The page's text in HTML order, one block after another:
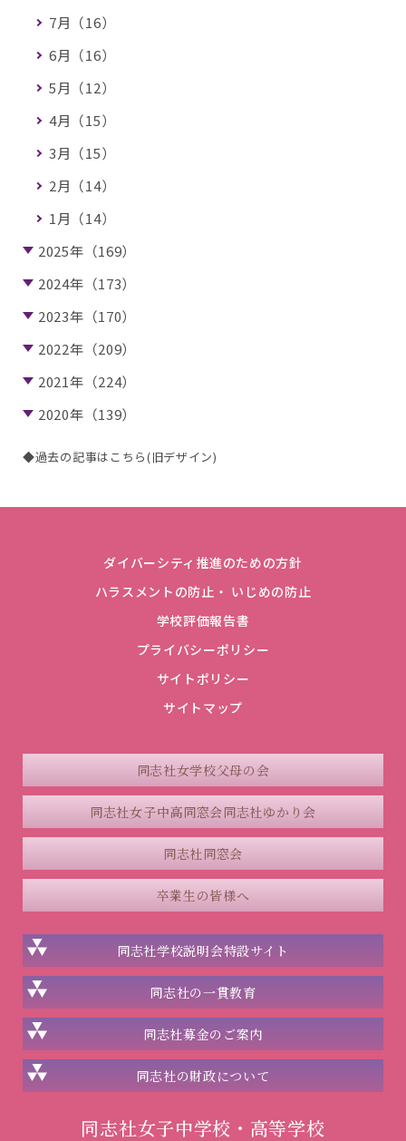
7月（16）
6月（16）
5月（12）
4月（15）
3月（15）
2月（14）
1月（14）
2025年（169）
2024年（173）
2023年（170）
2022年（209）
2021年（224）
2020年（139）
◆過去の記事はこちら(旧デザイン)
ダイバーシティ推進のための方針
ハラスメントの防止・ いじめの防止
学校評価報告書
プライバシーポリシー
サイトポリシー
サイトマップ
同志社女学校父母の会
同志社女子中高同窓会同志社ゆかり会
同志社同窓会
卒業生の皆様へ
同志社学校説明会特設サイト
同志社の一貫教育
同志社募金のご案内
同志社の財政について
同志社女子中学校・高等学校